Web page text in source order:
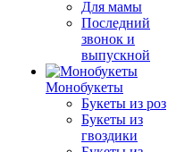
Для мамы
Последний
звонок и
выпускной
Монобукеты
Букеты из роз
Букеты из
гвоздики